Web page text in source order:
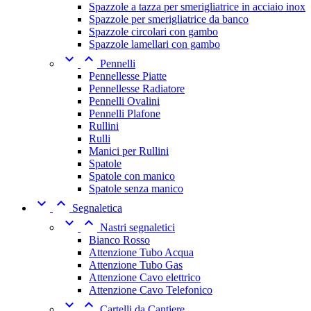
Spazzole a tazza per smerigliatrice in acciaio inox
Spazzole per smerigliatrice da banco
Spazzole circolari con gambo
Spazzole lamellari con gambo
  Pennelli
Pennellesse Piatte
Pennellesse Radiatore
Pennelli Ovalini
Pennelli Plafone
Rullini
Rulli
Manici per Rullini
Spatole
Spatole con manico
Spatole senza manico
  Segnaletica
  Nastri segnaletici
Bianco Rosso
Attenzione Tubo Acqua
Attenzione Tubo Gas
Attenzione Cavo elettrico
Attenzione Cavo Telefonico
 